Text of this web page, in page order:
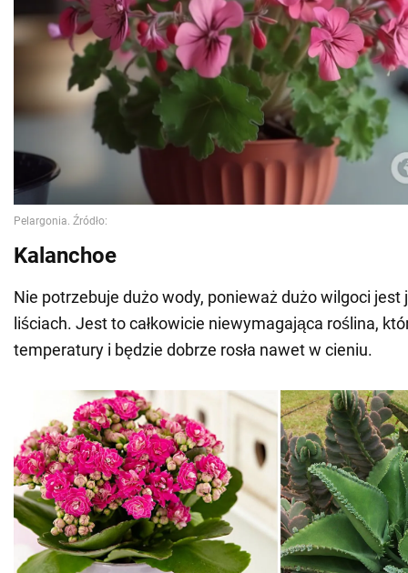
Kalanchoe
Nie potrzebuje dużo wody, ponieważ dużo wilgoci jest
liściach. Jest to całkowicie niewymagająca roślina,
temperatury i będzie dobrze rosła nawet w cieniu.